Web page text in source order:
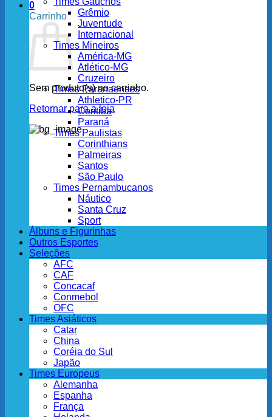
0
Carrinho
Sem produto(s) no carrinho.
Retornar para a loja
Grêmio
Juventude
Internacional
Times Mineiros
América-MG
Atlético-MG
Cruzeiro
Times Paranaenses
Athletico-PR
Coritiba
Paraná
Times Paulistas
Corinthians
Palmeiras
Santos
São Paulo
Times Pernambucanos
Náutico
Santa Cruz
Sport
Álbuns e Figurinhas
Outros Esportes
Seleções
AFC
CAF
Concacaf
Conmebol
OFC
Times Asiáticos
Catar
China
Coréia do Sul
Japão
Times Europeus
Alemanha
Espanha
França